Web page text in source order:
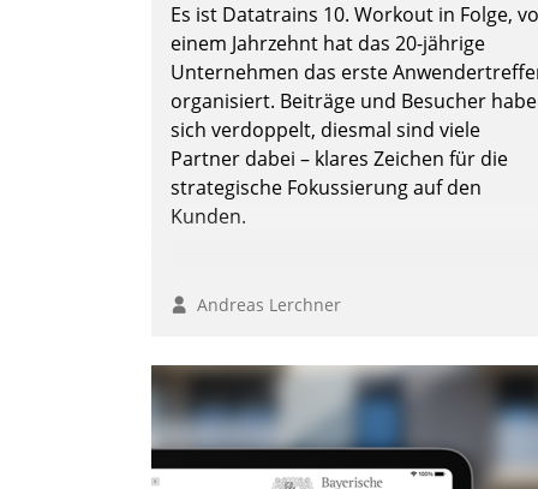
Es ist Datatrains 10. Workout in Folge,
einem Jahrzehnt hat das 20-jährige
Unternehmen das erste
organisiert. Beiträge und Besucher
sich verdoppelt, diesmal sind viele
Partner dabei – klares Zeichen für die
strategische Fokussierung auf den
Kunden.
Andreas Lerchner